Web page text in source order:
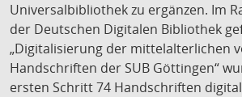
Universalbibliothek zu ergänzen. Im
der Deutschen Digitalen Bibliothek
„Digitalisierung der mittelalterlichen
Handschriften der SUB Göttingen“
ersten Schritt 74 Handschriften